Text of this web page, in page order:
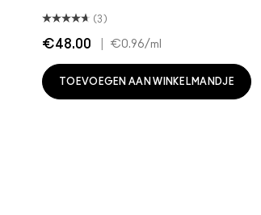
(3)
€48.00 €0.96/ml
TOEVOEGEN AAN WINKELMANDJE